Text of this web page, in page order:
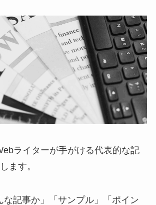
ライターが手がける代表的な記
ます。
な記事か」「サンプル」「ポイン